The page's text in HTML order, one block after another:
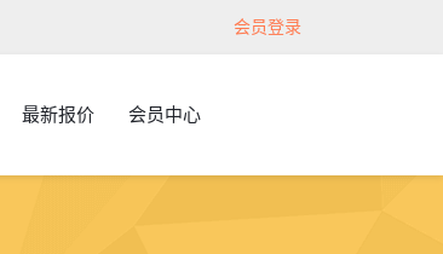
会员登录
最新报价 会员中心